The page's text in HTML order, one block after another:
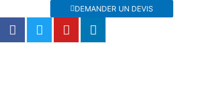
au
contenu
DEMANDER UN DEVIS
F
a
T
w
Y
o
L
i